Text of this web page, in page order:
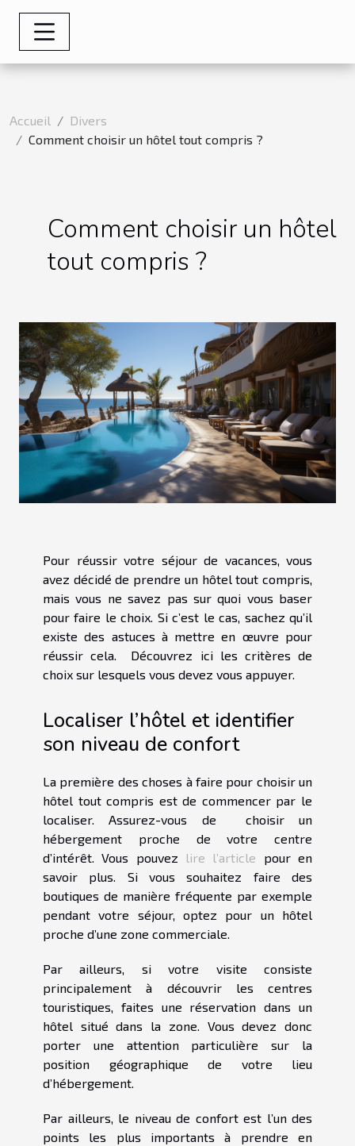
Accueil
Divers
Comment choisir un hôtel tout compris ?
Comment choisir un hôtel
tout compris ?
Pour réussir votre séjour de vacances, vous
avez décidé de prendre un hôtel tout compris,
mais vous ne savez pas sur quoi vous baser
pour faire le choix. Si c’est le cas, sachez qu’il
existe des astuces à mettre en œuvre pour
réussir cela. Découvrez ici les critères de
choix sur lesquels vous devez vous appuyer.
Localiser l’hôtel et identifier
son niveau de confort
La première des choses à faire pour choisir un
hôtel tout compris est de commencer par le
localiser. Assurez-vous de choisir un
hébergement proche de votre centre
d’intérêt. Vous pouvez
lire l’article pour en
savoir plus. Si vous souhaitez faire des
boutiques de manière fréquente par exemple
pendant votre séjour, optez pour un hôtel
proche d’une zone commerciale.
Par ailleurs, si votre visite consiste
principalement à découvrir les centres
touristiques, faites une réservation dans un
hôtel situé dans la zone. Vous devez donc
porter une attention particulière sur la
position géographique de votre lieu
d’hébergement.
Par ailleurs, le niveau de confort est l’un des
points les plus importants à prendre en